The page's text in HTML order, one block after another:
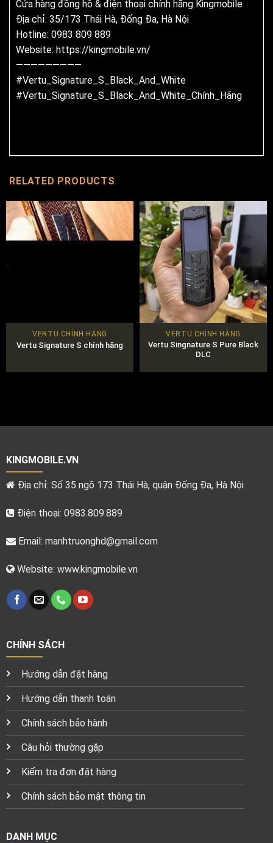
Cửa hàng đồng hồ & điện thoại chính hãng Kingmobile
Địa chỉ: 35/173 Thái Hà, Đống Đa, Hà Nội
Hotline: 0983 809 889
Website: https://kingmobile.vn/
—————————
#Vertu_Signature_S_Black_And_White
#Vertu_Signature_S_Black_And_White_Chính_Hãng
RELATED PRODUCTS
VERTU CHÍNH HÃNG
Vertu Signature S chính hãng
VERTU CHÍNH HÃNG
Vertu Singnature S Pure Black
DLC
KINGMOBILE.VN
Địa chỉ: Số 35 ngõ 173 Thái Hà, quận Đống Đa, Hà Nội
Điện thoại: 0983.809.889
Email: manhtruonghd@gmail.com
Website: www.kingmobile.vn
CHÍNH SÁCH
Hướng dẫn đặt hàng
Hướng dẫn thanh toán
Chính sách bảo hành
Câu hỏi thường gặp
Kiểm tra đơn đặt hàng
Chính sách bảo mật thông tin
DANH MỤC